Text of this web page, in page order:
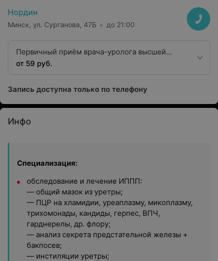
Нордин
Минск, ул. Сурганова, 47Б до 21:00
Первичный приём врача-уролога высшей
категории
от 59 руб.
Запись доступна только по телефону
Инфо
Специализация:
обследование и лечение ИППП:
— общий мазок из уретры;
— ПЦР на хламидии, уреаплазму, микоплазму,
трихомонады, кандиды, герпес, ВПЧ,
гарднерелы, др. флору;
— анализ секрета предстательной железы +
бакпосев;
— инстиляции уретры;